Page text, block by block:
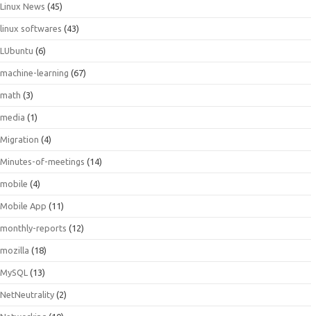
Linux News (45)
linux softwares (43)
LUbuntu (6)
machine-learning (67)
math (3)
media (1)
Migration (4)
Minutes-of-meetings (14)
mobile (4)
Mobile App (11)
monthly-reports (12)
mozilla (18)
MySQL (13)
NetNeutrality (2)